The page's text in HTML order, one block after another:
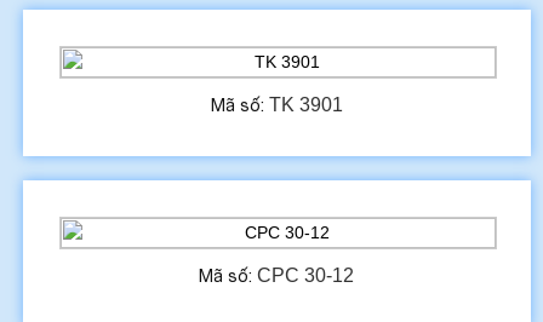
Mã số: TK 3901
Mã số:CPC 30-12